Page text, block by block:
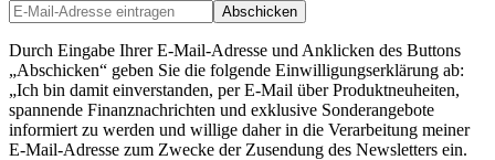
Abschicken
Durch Eingabe Ihrer E-Mail-Adresse und Anklicken des Buttons
„Abschicken“ geben Sie die folgende Einwilligungserklärung ab:
„Ich bin damit einverstanden, per E-Mail über Produktneuheiten,
spannende Finanznachrichten und exklusive Sonderangebote
informiert zu werden und willige daher in die Verarbeitung meiner
E-Mail-Adresse zum Zwecke der Zusendung des Newsletters ein.